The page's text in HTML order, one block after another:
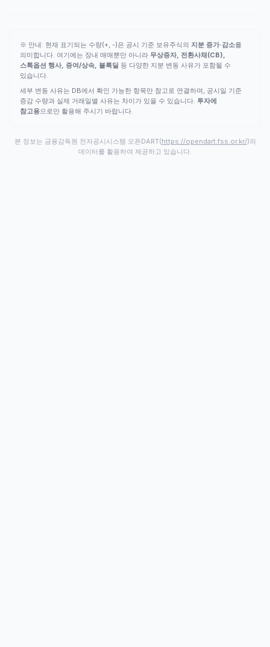
※ 안내: 현재 표기되는 수량(+, -)은 공시 기준 보유주식의 지분 증가·감소를
의미합니다. 여기에는 장내 매매뿐만 아니라 무상증자, 전환사채(CB),
스톡옵션 행사, 증여/상속, 블록딜 등 다양한 지분 변동 사유가 포함될 수
있습니다.
세부 변동 사유는 DB에서 확인 가능한 항목만 참고로 연결하며, 공시일 기준
증감 수량과 실제 거래일별 사유는 차이가 있을 수 있습니다. 투자에
참고용으로만 활용해 주시기 바랍니다.
본 정보는 금융감독원 전자공시시스템 오픈DART(https://opendart.fss.or.kr/)의
데이터를 활용하여 제공하고 있습니다.